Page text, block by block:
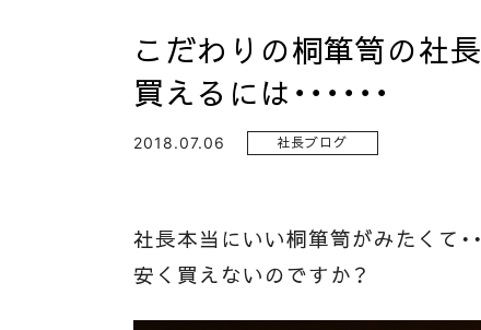
こだわりの桐箪笥の社
買えるには・・・・・・
2018.07.06 社長ブログ
社長本当にいい桐箪笥がみたくて・・
安く買えないのですか？